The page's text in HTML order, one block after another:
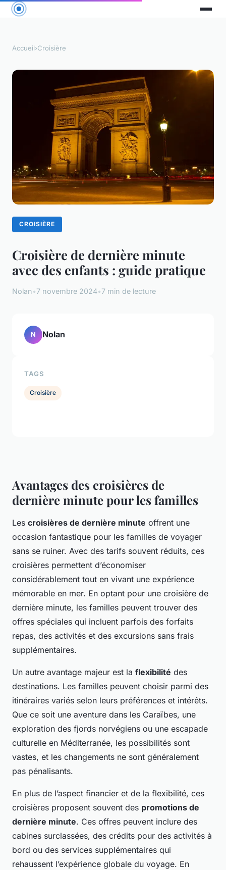
Accueil›Croisière
CROISIÈRE
Croisière de dernière minute
avec des enfants : guide pratique
Nolan•7 novembre 2024•7 min de lecture
Avantages des croisières de
dernière minute pour les familles
Les croisières de dernière minute offrent une
occasion fantastique pour les familles de voyager
sans se ruiner. Avec des tarifs souvent réduits, ces
croisières permettent d’économiser
considérablement tout en vivant une expérience
mémorable en mer. En optant pour une croisière de
dernière minute, les familles peuvent trouver des
offres spéciales qui incluent parfois des forfaits
repas, des activités et des excursions sans frais
supplémentaires.
Un autre avantage majeur est la flexibilité des
destinations. Les familles peuvent choisir parmi des
itinéraires variés selon leurs préférences et intérêts.
Que ce soit une aventure dans les Caraïbes, une
exploration des fjords norvégiens ou une escapade
culturelle en Méditerranée, les possibilités sont
vastes, et les changements ne sont généralement
pas pénalisants.
En plus de l’aspect financier et de la flexibilité, ces
croisières proposent souvent des promotions de
dernière minute. Ces offres peuvent inclure des
cabines surclassées, des crédits pour des activités à
bord ou des services supplémentaires qui
rehaussent l’expérience globale du voyage. En
N Nolan
TAGS
Croisière